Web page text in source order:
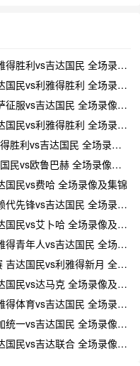
vs吉达国民 全场录像及集锦
利雅得胜利 全场录像及集锦
vs吉达国民 全场录像及集锦
利雅得胜利 全场录像及集锦
vs吉达国民 全场录像及集锦
欧鲁巴赫 全场录像及集锦
民vs费哈 全场录像及集锦
vs吉达国民 全场录像及集锦
vs艾卜哈 全场录像及集锦
人vs吉达国民 全场录像及集锦
vs利雅得新月 全场录像及集锦
vs达马克 全场录像及集锦
vs吉达国民 全场录像及集锦
vs吉达国民 全场录像及集锦
vs吉达联合 全场录像及集锦